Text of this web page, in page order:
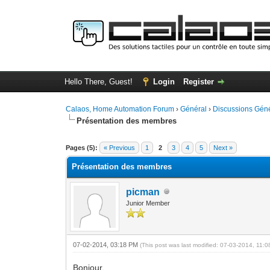
Hello There, Guest! Login Register
Calaos, Home Automation Forum ›Général › Discussions
Présentation des membres
Pages (5): « Previous 1 2 3 4 5 Next »
0 Vote(s) - 0 Average
1
2
3
4
5
Présentation des membres
picman
Junior Member
07-02-2014, 03:18 PM(This post was last modified: 07-03-2014,
Bonjour,